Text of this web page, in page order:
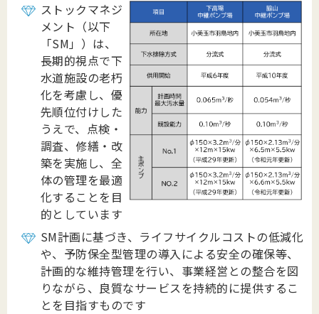
ストックマネジ
メント（以下
「SM」）は、
長期的視点で下
水道施設の老朽
化を考慮し、優
先順位付けした
うえで、点検・
調査、修繕・改
築を実施し、全
体の管理を最適
化することを目
的としています
SM計画に基づき、ライフサイクルコストの低減化
や、予防保全型管理の導入による安全の確保等、
計画的な維持管理を行い、事業経営との整合を図
りながら、良質なサービスを持続的に提供するこ
とを目指すものです